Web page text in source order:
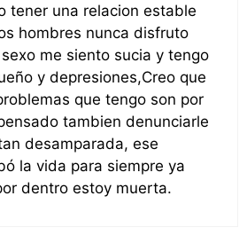
tener una relacion estable
hombres nunca disfruto
me siento sucia y tengo
y depresiones,Creo que
que tengo son por
tambien denunciarle
desamparada, ese
la vida para siempre ya
dentro estoy muerta.